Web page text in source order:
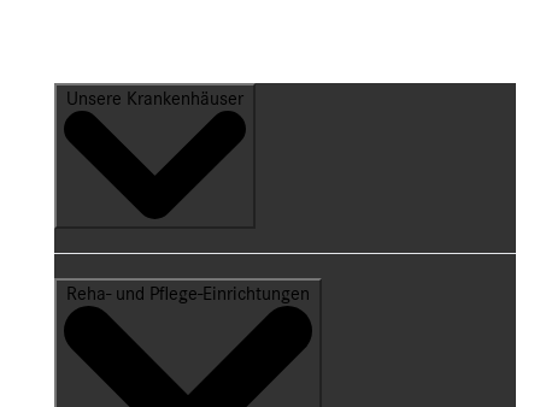
Unsere Krankenhäuser
Reha- und Pflege-Einrichtungen